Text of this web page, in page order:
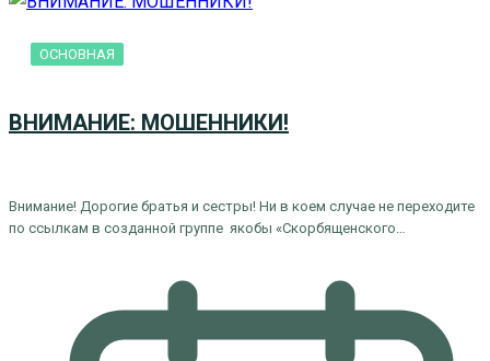
ОСНОВНАЯ
ВНИМАНИЕ: МОШЕННИКИ!
Внимание! Дорогие братья и сестры! Ни в коем случае не переходите
по ссылкам в созданной группе якобы «Скорбященского…